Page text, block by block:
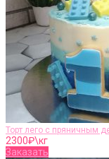
Торт лего с пряничным
2300₽\кг
Заказать